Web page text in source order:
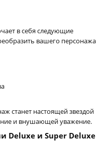
в себя следующие
вашего персонажа
станет настоящей звездой
и внушающей уважение.
Deluxe и Super Deluxe